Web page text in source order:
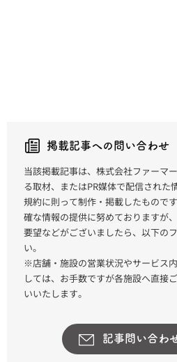
掲載記事への問い合わせ
当該掲載記事は、株式会社ファーマ
る取材、またはPR媒体で配信された
規約に則って制作・掲載したもので
確な情報の提供に努めておりますが
要望などがございましたら、以下の
い。
※店舗・施設の営業状況やサービス
しては、お手数ですが各施設へ直接
いいたします。
記事問い合わ